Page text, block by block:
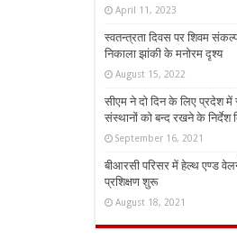
April 11, 2023
स्वतन्त्रता दिवस पर शिवम
निकाला झांकी के मनोरम दृश्य
August 15, 2022
सीएम ने दो दिन के लिए प्रदेश
संस्थानों को बन्द रखने के निर्देश
September 16, 2021
बीआरसी परिसर में हेल्थ एण्ड
प्रशिक्षण शुरू
August 18, 2021